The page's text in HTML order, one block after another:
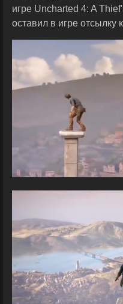
игре Uncharted 4: A
оставил в игре отсылку